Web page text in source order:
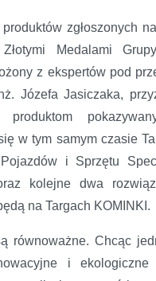
zgłoszonych
Złotymi Medalami
z ekspertów pod
Józefa Jasiczaka,
produktom
w tym samym czasie
i Sprzętu
kolejne dwa
na Targach KOMINKI.
równoważne. Chcąc
i ekologiczne